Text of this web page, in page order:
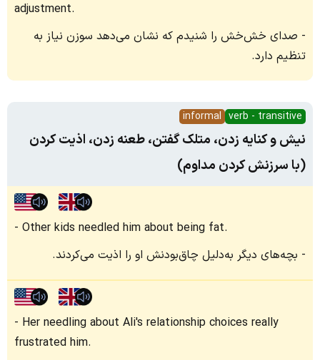
adjustment.
صدای خش‌خش را شنیدم که نشان می‌دهد سوزن نیاز به
تنظیم دارد.
verb - transitive
informal
نیش و کنایه زدن، متلک گفتن، طعنه زدن، اذیت کردن
(با سرزنش کردن مداوم)
Other kids needled him about being fat.
بچه‌های دیگر به‌دلیل چاق‌بودنش او را اذیت می‌کردند.
Her needling about Ali's relationship choices really
frustrated him.